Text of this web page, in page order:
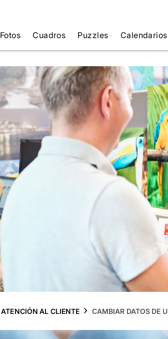
Fotos Cuadros Puzzles Calendarios
ATENCIÓN AL CLIENTE CAMBIAR DATOS DE